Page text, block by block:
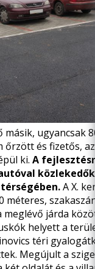
másik, ugyancsak
őrzött és fizetős,
ki. A
A X.
járda
helyett a
téri
Megújult a